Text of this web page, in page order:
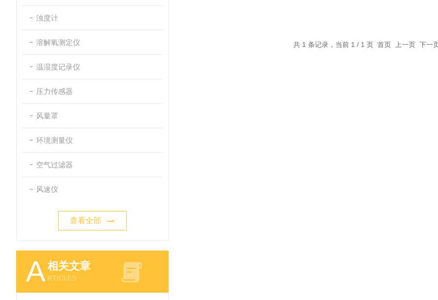
浊度计
溶解氧测定仪
温湿度记录仪
压力传感器
风量罩
环境测量仪
空气过滤器
风速仪
查看全部
A相关文章
RTICLES
共 1 条记录，当前 1 / 1 页 首页 上一页 下一